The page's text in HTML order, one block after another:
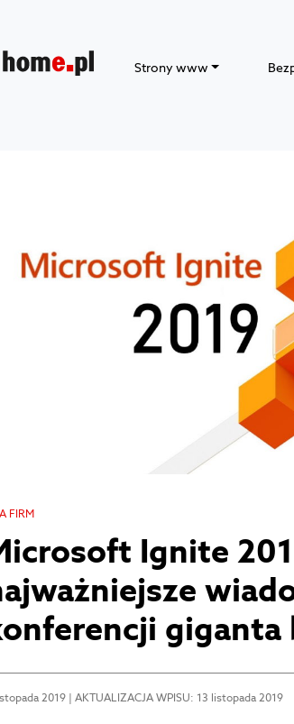
Strony www
FIRM
Ignite
giganta
2019 | AKTUALIZACJA WPISU: 13 listopada 2019